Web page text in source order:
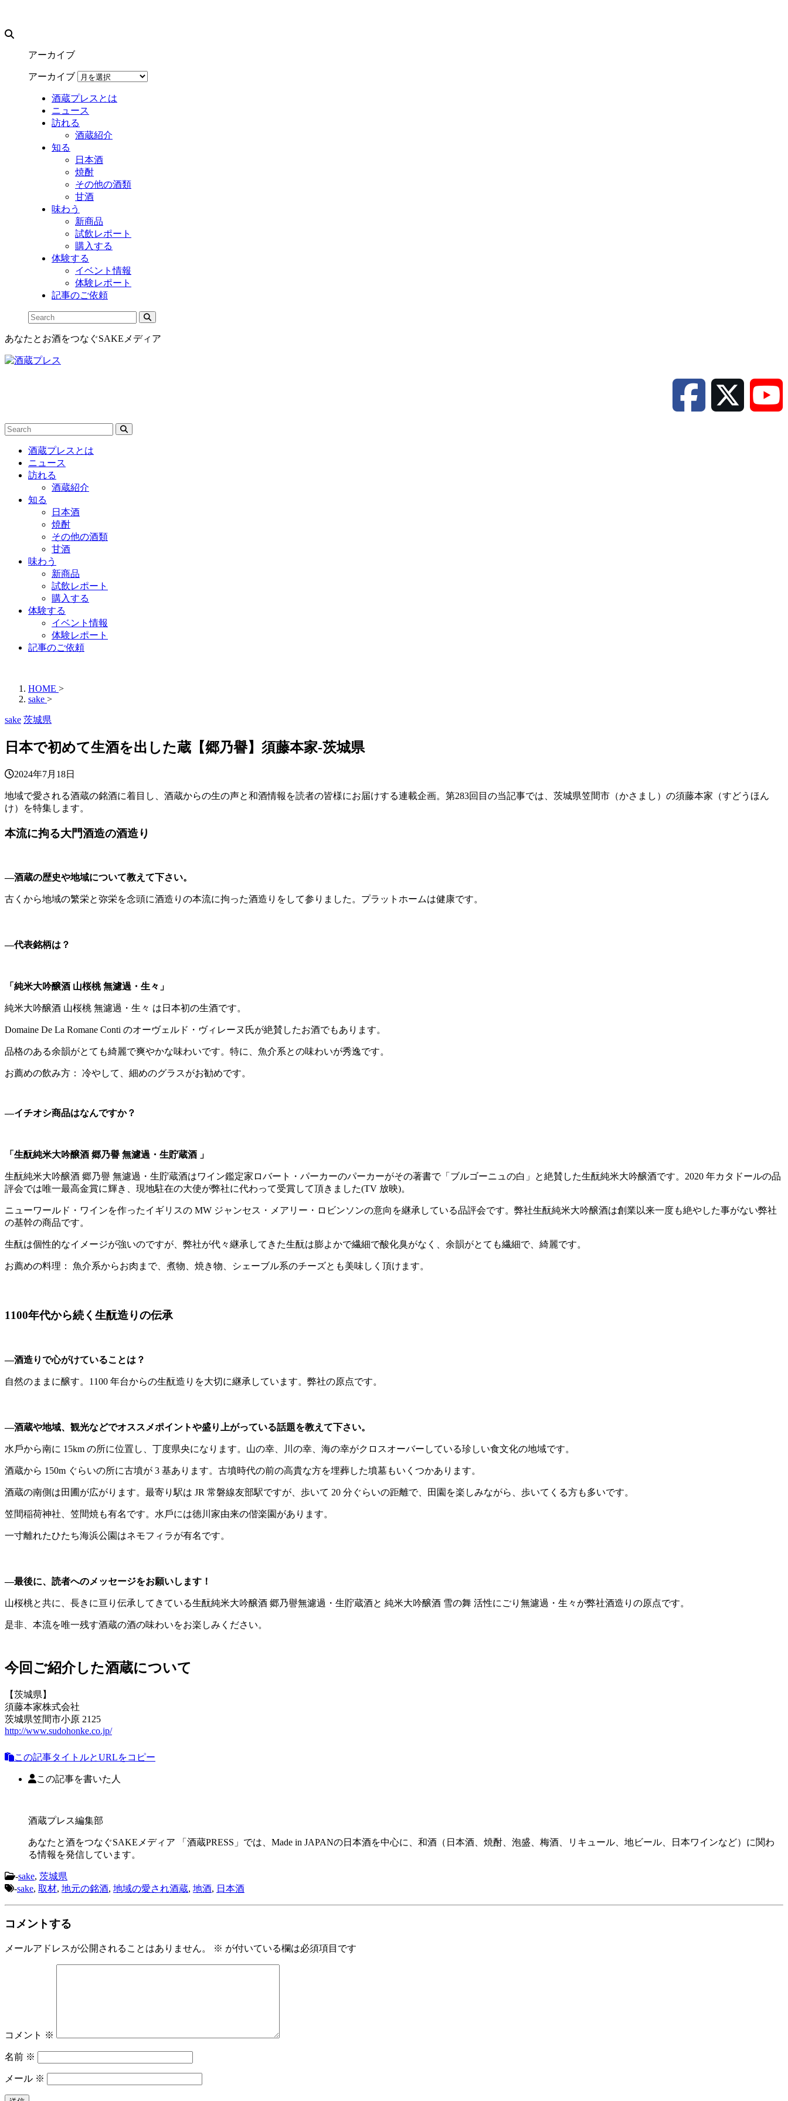
アーカイブ
アーカイブ
酒蔵プレスとは
ニュース
訪れる
酒蔵紹介
知る
日本酒
焼酎
その他の酒類
甘酒
味わう
新商品
試飲レポート
購入する
体験する
イベント情報
体験レポート
記事のご依頼
あなたとお酒をつなぐSAKEメディア
酒蔵プレスとは
ニュース
訪れる
酒蔵紹介
知る
日本酒
焼酎
その他の酒類
甘酒
味わう
新商品
試飲レポート
購入する
体験する
イベント情報
体験レポート
記事のご依頼
HOME >
sake >
sake 茨城県
日本で初めて生酒を出した蔵【郷乃譽】須藤本家‐茨城県
2024年7月18日
地域で愛される酒蔵の銘酒に着目し、酒蔵からの生の声と和酒情報を読者の皆様にお届けする連載企画。第283回目の当記事では、茨城県笠間市（かさまし）の須藤本家（すどうほん
け）を特集します。
本流に拘る大門酒造の酒造り
―酒蔵の歴史や地域について教えて下さい。
古くから地域の繁栄と弥栄を念頭に酒造りの本流に拘った酒造りをして参りました。プラットホームは健康です。
―代表銘柄は？
「純米大吟醸酒 山桜桃 無濾過・生々」
純米大吟醸酒 山桜桃 無濾過・生々 は日本初の生酒です。
Domaine De La Romane Conti のオーヴェルド・ヴィレーヌ氏が絶賛したお酒でもあります。
品格のある余韻がとても綺麗で爽やかな味わいです。特に、魚介系との味わいが秀逸です。
お薦めの飲み方： 冷やして、細めのグラスがお勧めです。
―イチオシ商品はなんですか？
「生酛純米大吟醸酒 郷乃譽 無濾過・生貯蔵酒 」
生酛純米大吟醸酒 郷乃譽 無濾過・生貯蔵酒はワイン鑑定家ロバート・パーカーのパーカーがその著書で「ブルゴーニュの白」と絶賛した生酛純米大吟醸酒です。2020 年カタドールの品
評会では唯一最高金賞に輝き、現地駐在の大使が弊社に代わって受賞して頂きました(TV 放映)。
ニューワールド・ワインを作ったイギリスの MW ジャンセス・メアリー・ロビンソンの意向を継承している品評会です。弊社生酛純米大吟醸酒は創業以来一度も絶やした事がない弊社
の基幹の商品です。
生酛は個性的なイメージが強いのですが、弊社が代々継承してきた生酛は膨よかで繊細で酸化臭がなく、余韻がとても繊細で、綺麗です。
お薦めの料理： 魚介系からお肉まで、煮物、焼き物、シェーブル系のチーズとも美味しく頂けます。
1100年代から続く生酛造りの伝承
―酒造りで心がけていることは？
自然のままに醸す。1100 年台からの生酛造りを大切に継承しています。弊社の原点です。
―酒蔵や地域、観光などでオススメポイントや盛り上がっている話題を教えて下さい。
水戶から南に 15km の所に位置し、丁度県央になります。山の幸、川の幸、海の幸がクロスオーバーしている珍しい食文化の地域です。
酒蔵から 150m ぐらいの所に古墳が 3 基あります。古墳時代の前の高貴な方を埋葬した墳墓もいくつかあります。
酒蔵の南側は田圃が広がります。最寄り駅は JR 常磐線友部駅ですが、歩いて 20 分ぐらいの距離で、田園を楽しみながら、歩いてくる方も多いです。
笠間稲荷神社、笠間焼も有名です。水戶には徳川家由来の偕楽園があります。
一寸離れたひたち海浜公園はネモフィラが有名です。
―最後に、読者へのメッセージをお願いします！
山桜桃と共に、⻑きに亘り伝承してきている生酛純米大吟醸酒 郷乃譽無濾過・生貯蔵酒と 純米大吟醸酒 雪の舞 活性にごり無濾過・生々が弊社酒造りの原点です。
是非、本流を唯一残す酒蔵の酒の味わいをお楽しみください。
今回ご紹介した酒蔵について
【茨城県】
須藤本家株式会社
茨城県笠間市小原 2125
http://www.sudohonke.co.jp/
この記事タイトルとURLをコピー
この記事を書いた人
酒蔵プレス編集部
あなたと酒をつなぐSAKEメディア 「酒蔵PRESS」では、Made in JAPANの日本酒を中心に、和酒（日本酒、焼酎、泡盛、梅酒、リキュール、地ビール、日本ワインなど）に関わ
る情報を発信しています。
-sake, 茨城県
-sake, 取材, 地元の銘酒, 地域の愛され酒蔵, 地酒, 日本酒
コメントする
メールアドレスが公開されることはありません。 ※ が付いている欄は必須項目です
コメント ※
名前 ※
メール ※